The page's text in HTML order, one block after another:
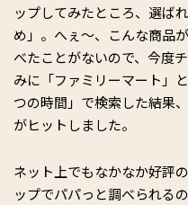
ップしてみたところ、選ば
め」。へぇ～、こんな商品
べたことがないので、今度
みに「ファミリーマート」
つの時間」で検索した結果
がヒットしました。
ネット上でもなかなか好評
ップでパパっと調べられる